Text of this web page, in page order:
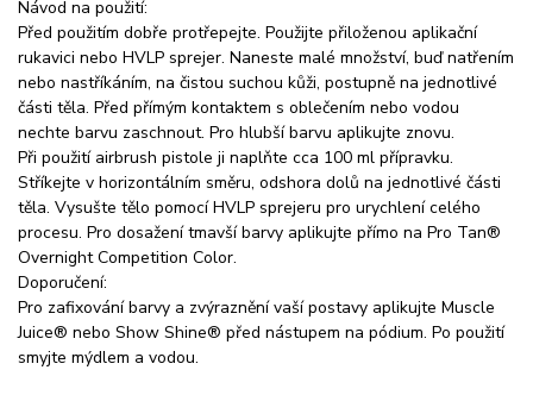
Návod na použití:
Před použitím dobře protřepejte. Použijte přiloženou aplikační
rukavici nebo HVLP sprejer. Naneste malé množství, buď natřením
nebo nastříkáním, na čistou suchou kůži, postupně na jednotlivé
části těla. Před přímým kontaktem s oblečením nebo vodou
nechte barvu zaschnout. Pro hlubší barvu aplikujte znovu.
Při použití airbrush pistole ji naplňte cca 100 ml přípravku.
Stříkejte v horizontálním směru, odshora dolů na jednotlivé části
těla. Vysušte tělo pomocí HVLP sprejeru pro urychlení celého
procesu. Pro dosažení tmavší barvy aplikujte přímo na Pro Tan®
Overnight Competition Color.
Doporučení:
Pro zafixování barvy a zvýraznění vaší postavy aplikujte Muscle
Juice® nebo Show Shine® před nástupem na pódium. Po použití
smyjte mýdlem a vodou.